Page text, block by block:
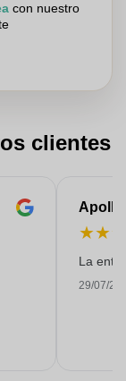
con nuestro
clientes
★★
La
29/07/